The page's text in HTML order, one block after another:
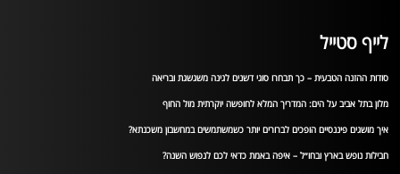
לייף סטייל
סודות ההזנה הטבעית – כך תבחרו סוגי דשנים לגינה משגשגת ובריאה
מלון בתל אביב על הים: המדריך המלא לחופשה יוקרתית מול החוף
איך מושגים פיננסיים הופכים לברורים יותר כשמשתמשים במחשבון משכנתא?
חבילות נופש בארץ ובחו״ל – איפה באמת כדאי לכם לנפוש השנה?